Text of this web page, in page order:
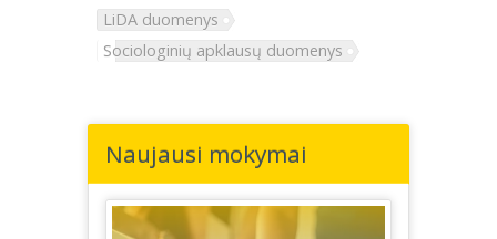
LiDA duomenys
Sociologinių apklausų duomenys
Naujausi mokymai